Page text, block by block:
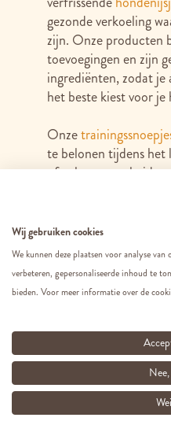
gezonde verkoeling
zijn. Onze producten
toevoegingen en zijn
ingrediënten, zodat
het beste kiest voor je
Onze
te belonen tijdens het
of
gemotiveerd blijft
natuurlijk zijn al onze
maar ook
kleur-, geur- en
Twijfel je over welke
op voor
dierenexperts staan
het kiezen van de
Bestel vóór 13.00
bestelling dezelfde
Wij gebruiken cookies
We kunnen deze plaatsen voor analyse van
verbeteren, gepersonaliseerde inhoud te
bieden. Voor meer informatie over de